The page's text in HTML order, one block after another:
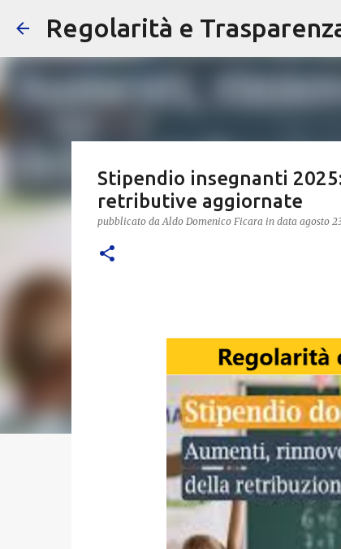
Regolarità e
Stipendio insegnanti
retributive aggiornate
pubblicato daAldo Domenico Ficara in data agosto